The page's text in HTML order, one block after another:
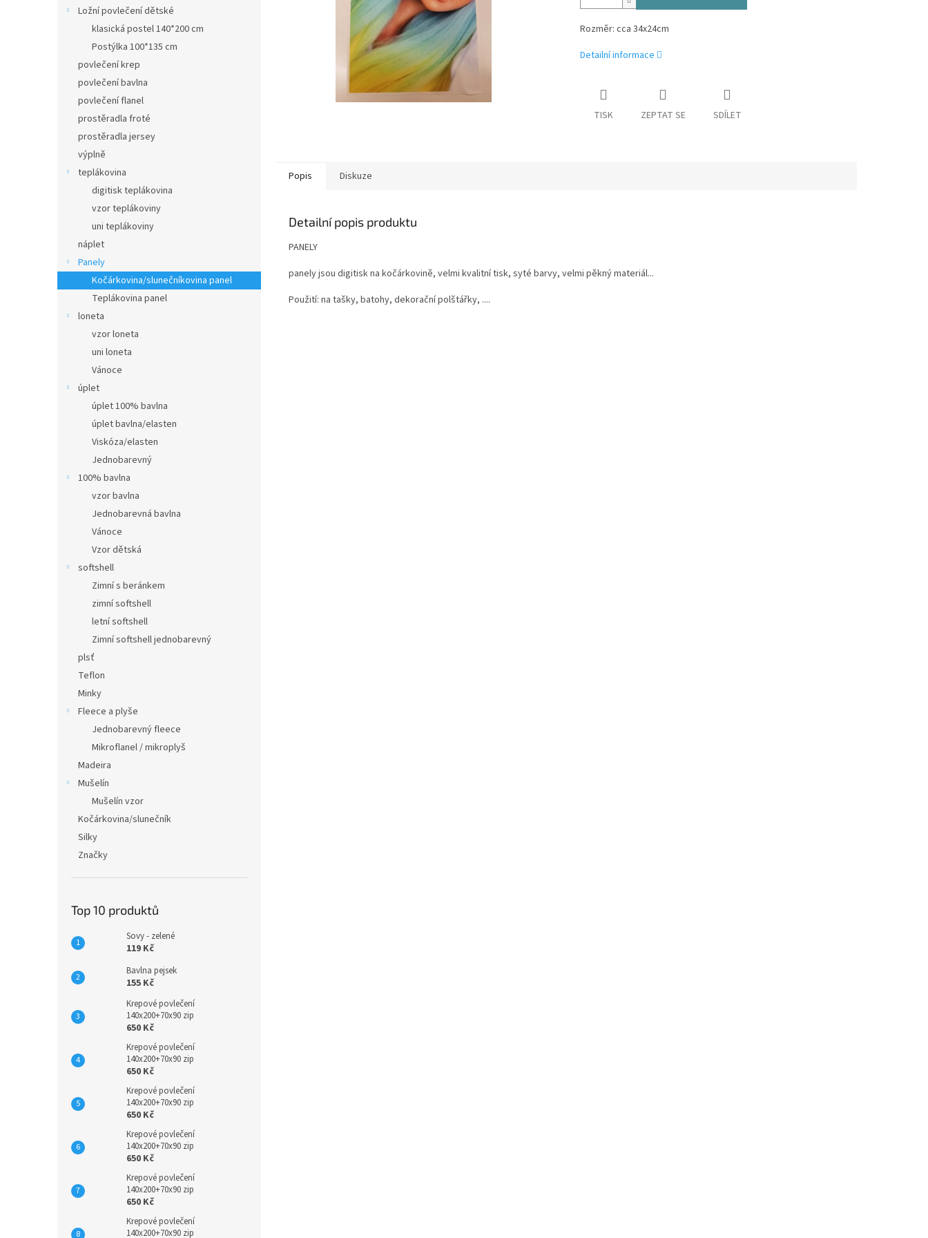
Ložní povlečení dětské
klasická postel 140*200 cm
Postýlka 100*135 cm
povlečení krep
povlečení bavlna
povlečení flanel
prostěradla froté
prostěradla jersey
výplně
teplákovina
digitisk teplákovina
vzor teplákoviny
uni teplákoviny
náplet
Panely
Kočárkovina/slunečníkovina panel
Teplákovina panel
loneta
vzor loneta
uni loneta
Vánoce
úplet
úplet 100% bavlna
úplet bavlna/elasten
Viskóza/elasten
Jednobarevný
100% bavlna
vzor bavlna
Jednobarevná bavlna
Vánoce
Vzor dětská
softshell
Zimní s beránkem
zimní softshell
letní softshell
Zimní softshell jednobarevný
plsť
Teflon
Minky
Fleece a plyše
Jednobarevný fleece
Mikroflanel / mikroplyš
Madeira
Mušelín
Mušelín vzor
Kočárkovina/slunečník
Silky
Značky
Top 10 produktů
Sovy - zelené
119 Kč
Bavlna pejsek
155 Kč
Krepové povlečení
140x200+70x90 zip
650 Kč
Krepové povlečení
140x200+70x90 zip
650 Kč
Krepové povlečení
140x200+70x90 zip
650 Kč
Krepové povlečení
140x200+70x90 zip
650 Kč
Krepové povlečení
140x200+70x90 zip
650 Kč
Krepové povlečení
140x200+70x90 zip
Rozměr: cca 34x24cm
Detailní informace
TISK ZEPTAT SE SDÍLET
Popis Diskuze
Detailní popis produktu
PANELY
panely jsou digitisk na kočárkovině, velmi kvalitní tisk, syté barvy, velmi pěkný materiál...
Použití: na tašky, batohy, dekorační polštářky, ....